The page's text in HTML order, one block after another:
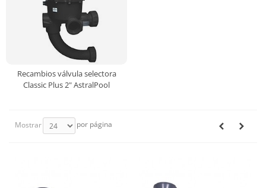
Recambios válvula selectora
Classic Plus 2" AstralPool
Mostrar por página